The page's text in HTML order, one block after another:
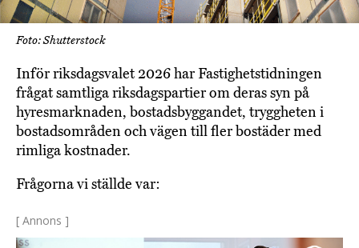
Foto: Shutterstock
Inför riksdagsvalet 2026 har Fastighetstidningen
frågat samtliga riksdagspartier om deras syn på
hyresmarknaden, bostadsbyggandet, tryggheten i
bostadsområden och vägen till fler bostäder med
rimliga kostnader.
Frågorna vi ställde var:
[ Annons ]